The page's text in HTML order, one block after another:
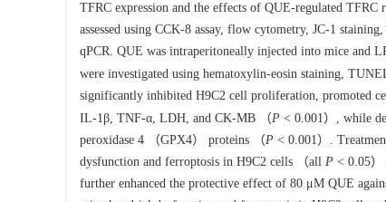
TFRC expression and the effects of QUE-regulated
assessed using CCK-8 assay, flow cytometry, JC-1
qPCR. QUE was intraperitoneally injected into mice and
were investigated using hematoxylin-eosin staining,
significantly inhibited H9C2 cell proliferation, promoted
IL-1β, TNF-α, LDH, and CK-MB （P < 0.001）, while
peroxidase 4 （GPX4） proteins （P < 0.001）.
dysfunction and ferroptosis in H9C2 cells （all P < 0.05）
further enhanced the protective effect of 80 μM QUE